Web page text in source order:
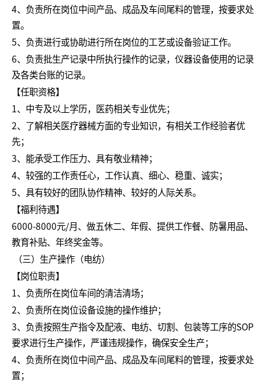
4、负责所在岗位中间产品、成品及车间尾料的管理，按要求处
置。
5、负责进行或协助进行所在岗位的工艺或设备验证工作。
6、负责批生产记录中所执行操作的记录，仪器设备使用的记录
及各类台账的记录。
【任职资格】
1、中专及以上学历，医药相关专业优先；
2、了解相关医疗器械方面的专业知识，有相关工作经验者优
先；
3、能承受工作压力、具有敬业精神；
4、较强的工作责任心，工作认真、细心、稳重、诚实；
5、具有较好的团队协作精神、较好的人际关系。
【福利待遇】
6000-8000元/月、做五休二、年假、提供工作餐、防暑用品、
教育补贴、年终奖金等。
（三）生产操作（电纺）
【岗位职责】
1、负责所在岗位车间的清洁清场；
2、负责所在岗位设备设施的操作维护；
3、负责按照生产指令及配液、电纺、切割、包装等工序的SOP
要求进行生产操作，严谨违规操作，确保安全生产；
4、负责所在岗位中间产品、成品及车间尾料的管理，按要求处
置；